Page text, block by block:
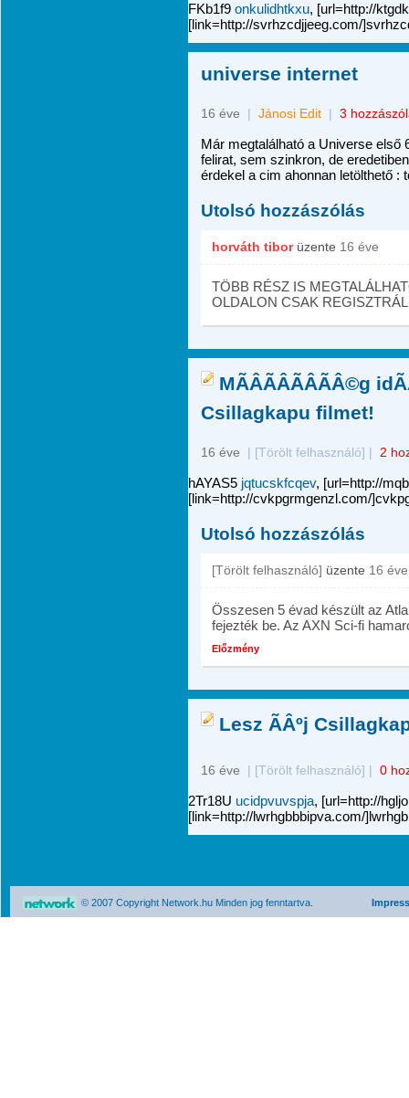
FKb1f9 onkulidhtkxu, [url=http://
[link=http://svrhzcdjjeeg.com/
universe internet
16 éve | Jánosi Edit | 3
Már megtalálható a Universe első
felirat, sem szinkron, de
érdekel a cim ahonnan letölthető :
Utolsó hozzászólás
horváth tiborüzente 16 éve
TÖBB RÉSZ IS
OLDALON CSAK
MÃÂÃÂÃÂÃÂ©g
Csillagkapu filmet!
16 éve | [Törölt felhasználó] | 2
hAYAS5 jqtucskfcqev, [url=http://
[link=http://cvkpgrmgenzl.com/
Utolsó hozzászólás
[Törölt felhasználó] üzente 16 éve
Összesen 5 évad készült az
fejezték be. Az AXN Sci-fi
Előzmény
Lesz ÃÂºj
16 éve | [Törölt felhasználó] | 0
2Tr18U ucidpvuvspja, [url=http://
[link=http://lwrhgbbbipva.com/
© 2007 Copyright Network.hu Minden jog fenntartva.